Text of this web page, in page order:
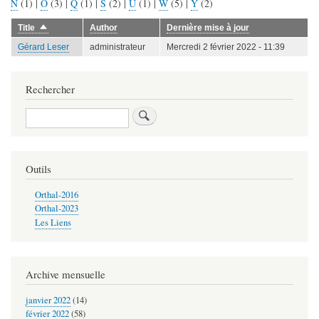
N (1) | O (3) | Q (1) | S (2) | U (1) | W (5) | Y (2)
Title Trier
par
ordre
Author
Dernière mise à jour
Gérard Leser
administrateur Mercredi 2 février 2022 - 11:39
Rechercher
Rechercher
Outils
Orthal-2016
Orthal-2023
Les Liens
Archive mensuelle
janvier 2022(14)
février 2022(58)